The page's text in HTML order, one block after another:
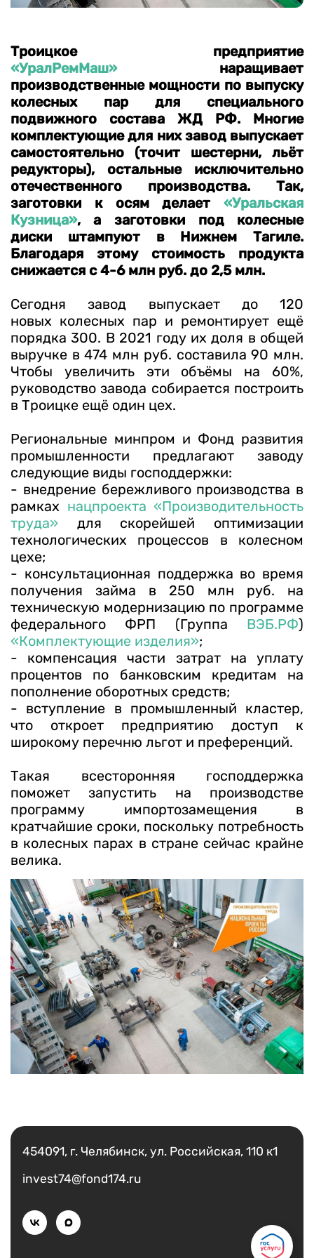
Троицкое предприятие
«УралРемМаш»наращивает
производственные мощности по выпуску
колесных пар для специального
подвижного состава ЖД РФ. Многие
комплектующие для них завод выпускает
самостоятельно (точит шестерни, льёт
редукторы), остальные исключительно
отечественного производства. Так,
заготовки к осям делает«Уральская
Кузница», а заготовки под колесные
диски штампуют в Нижнем Тагиле.
Благодаря этому стоимость продукта
снижается с 4-6 млн руб. до 2,5 млн.
Сегодня завод выпускает до 120
новых колесных пар и ремонтирует ещё
порядка 300. В 2021 году их доля в общей
выручке в 474 млн руб. составила 90 млн.
Чтобы увеличить эти объёмы на 60%,
руководство завода собирается построить
в Троицке ещё один цех.
Региональные минпром и Фонд развития
промышленности предлагают заводу
следующие виды господдержки:
- внедрение бережливого производства в
рамках нацпроекта «Производительность
труда»для скорейшей оптимизации
технологических процессов в колесном
цехе;
- консультационная поддержка во время
получения займа в 250 млн руб. на
техническую модернизацию по программе
федерального ФРП (Группа ВЭБ.РФ)
«Комплектующие изделия»;
- компенсация части затрат на уплату
процентов по банковским кредитам на
пополнение оборотных средств;
- вступление в промышленный кластер,
что откроет предприятию доступ к
широкому перечню льгот и преференций.
Такая всесторонняя господдержка
поможет запустить на производстве
программу импортозамещения в
кратчайшие сроки, поскольку потребность
в колесных парах в стране сейчас крайне
велика.
454091, г. Челябинск, ул. Российская, 110 к1
invest74@fond174.ru